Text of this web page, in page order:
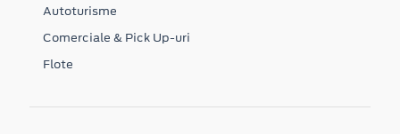
Autoturisme
Comerciale & Pick Up-uri
Flote